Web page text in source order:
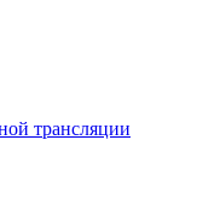
трансляции